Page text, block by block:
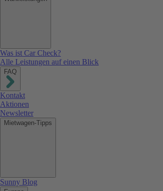
Was ist Car Check?
Alle Leistungen auf einen Blick
FAQ
Kontakt
Aktionen
Newsletter
Mietwagen-Tipps
Sunny Blog